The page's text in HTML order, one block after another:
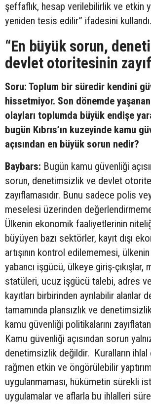
şeffaflık, hesap verilebilirlik ve etkin
yeniden tesis edilir” ifadesini kullandı.
“En büyük sorun,
devlet otoritesinin
Soru: Toplum bir süredir kendini
hissetmiyor. Son dönemde
olayları toplumda büyük endişe
bugün Kıbrıs’ın kuzeyinde kamu
açısından en büyük sorun nedir?
Baybars: Bugün kamu güvenliği
sorun, denetimsizlik ve devlet
zayıflamasıdır. Bunu sadece polis
meselesi üzerinden
Ülkenin ekonomik faaliyetlerinin
büyüyen bazı sektörler, kayıt dışı
artışının kontrol edilememesi,
yabancı işgücü, ülkeye giriş-çıkışlar,
statüleri, ucuz işgücü talebi, adres
kayıtları birbirinden ayrılabilir alanlar
tamamında plansızlık ve
kamu güvenliği politikalarını
Kamu güvenliği açısından sorun
denetimsizlik değildir. Kuralların ihlal
rağmen etkin ve öngörülebilir yaptırım
uygulanmaması, hükümetin sürekli
uygulamalar ve aflarla bu ihlalleri